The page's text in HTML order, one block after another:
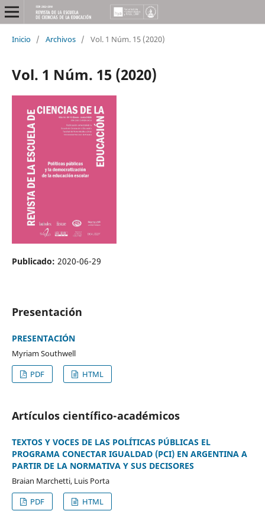
Inicio / Archivos / Vol. 1 Núm. 15 (2020)
Vol. 1 Núm. 15 (2020)
Publicado: 2020-06-29
Presentación
PRESENTACIÓN
Myriam Southwell
PDF
HTML
Artículos científico-académicos
TEXTOS Y VOCES DE LAS POLÍTICAS PÚBLICAS EL
PROGRAMA CONECTAR IGUALDAD (PCI) EN ARGENTINA A
PARTIR DE LA NORMATIVA Y SUS DECISORES
Braian Marchetti, Luis Porta
PDF
HTML